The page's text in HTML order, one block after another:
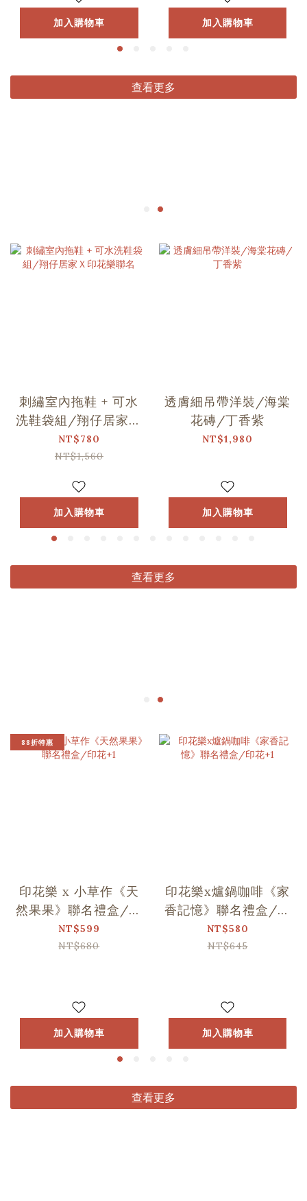
加入購物車 加入購物車
查看更多
刺繡室內拖鞋 + 可水
洗鞋袋組/翔仔居家Ｘ
印花樂聯名
NT$780
NT$1,560
加入購物車
透膚細吊帶洋裝/海棠
花磚/丁香紫
NT$1,980
加入購物車
查看更多
88折特惠
印花樂 x 小草作《天
然果果》聯名禮盒/印
花+1
NT$599
NT$680
加入購物車
印花樂x爐鍋咖啡《家
香記憶》聯名禮盒/印
花+1
NT$580
NT$645
加入購物車
查看更多